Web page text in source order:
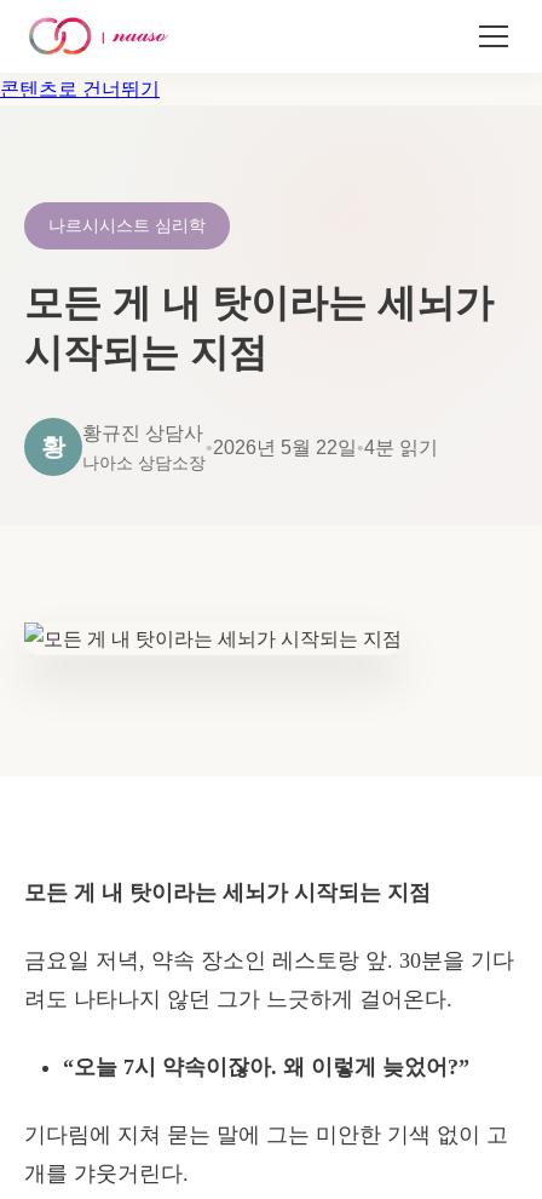
콘텐츠로 건너뛰기
나르시시스트 심리학
모든 게 내 탓이라는 세뇌가
시작되는 지점
황
황규진 상담사
나아소 상담소장
•2026년 5월 22일•4분 읽기
모든 게 내 탓이라는 세뇌가 시작되는 지점
금요일 저녁, 약속 장소인 레스토랑 앞. 30분을 기다
려도 나타나지 않던 그가 느긋하게 걸어온다.
“오늘 7시 약속이잖아. 왜 이렇게 늦었어?”
기다림에 지쳐 묻는 말에 그는 미안한 기색 없이 고
개를 갸웃거린다.